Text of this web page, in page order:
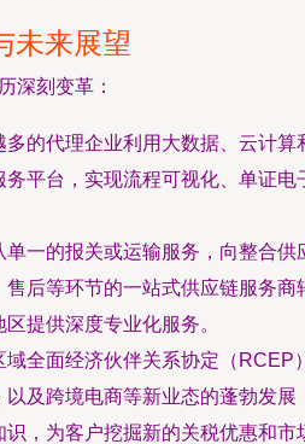
未来展望
深刻变革：
多的代理企业利用大数据、云计算
务平台，实现流程可视化、单证电
单一的报关或运输服务，向整合供
后等环节的一站式供应链服务商
提供深度专业化服务。
域全面经济伙伴关系协定（RCEP
及跨境电商等新业态的蓬勃发展
，为客户挖掘新的关税优惠和市